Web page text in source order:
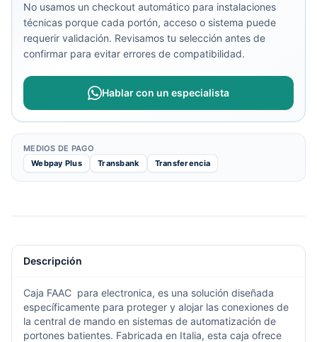
No usamos un checkout automático para instalaciones
técnicas porque cada portón, acceso o sistema puede
requerir validación. Revisamos tu selección antes de
confirmar para evitar errores de compatibilidad.
Hablar con un especialista
MEDIOS DE PAGO
Webpay Plus
Transbank Transferencia
Descripción
Caja FAAC para electronica, es una solución diseñada
específicamente para proteger y alojar las conexiones de
la central de mando en sistemas de automatización de
portones batientes. Fabricada en Italia, esta caja ofrece